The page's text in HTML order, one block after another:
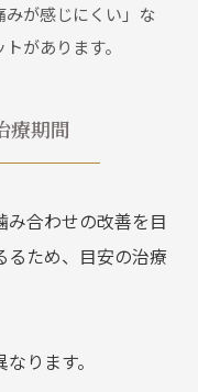
が感じにくい」な
があります。
療期間
合わせの改善を目
るため、目安の治療
ります。